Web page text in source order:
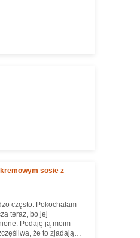
sosie z
często. Pokochałam
teraz, bo jej
Podaję ją moim
że to zjadają